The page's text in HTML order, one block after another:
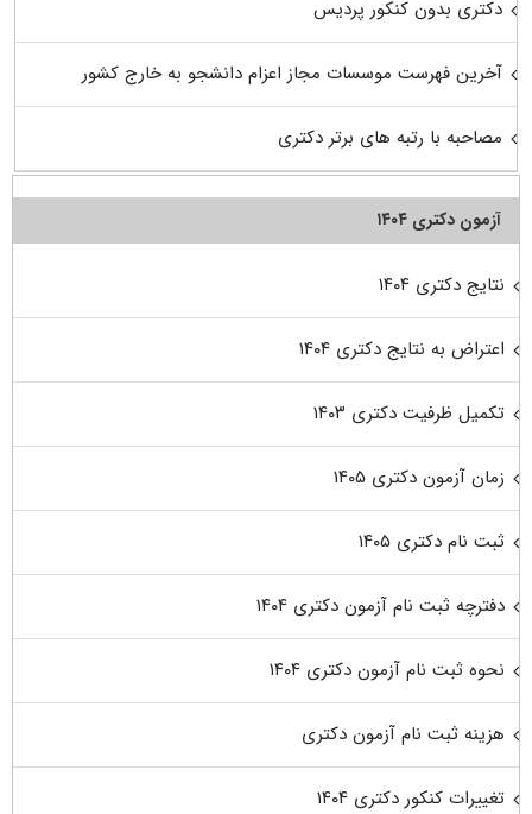
دکتری بدون کنکور پردیس
آخرین فهرست موسسات مجاز اعزام دانشجو به خارج کشور
مصاحبه با رتبه های برتر دکتری
آزمون دکتری ۱۴۰۴
نتایج دکتری ۱۴۰۴
اعتراض به نتایج دکتری ۱۴۰۴
تکمیل ظرفیت دکتری ۱۴۰۳
زمان آزمون دکتری ۱۴۰۵
ثبت نام دکتری ۱۴۰۵
دفترچه ثبت نام آزمون دکتری ۱۴۰۴
نحوه ثبت نام آزمون دکتری ۱۴۰۴
هزینه ثبت نام آزمون دکتری
تغییرات کنکور دکتری ۱۴۰۴